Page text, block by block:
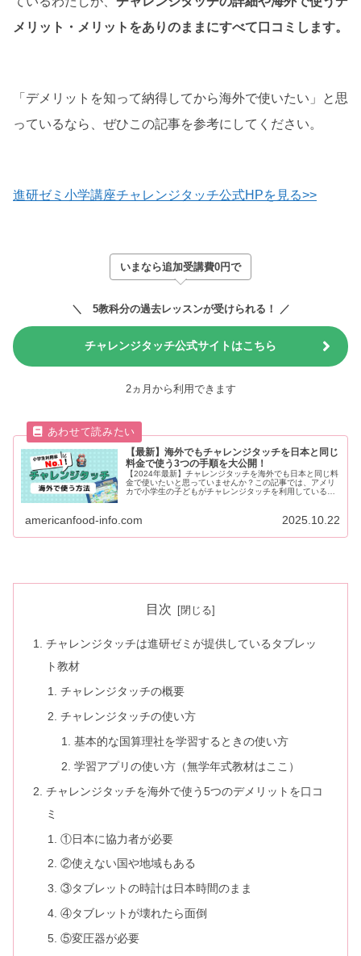
メリット・メリットをありのままにすべて口コミします。
「デメリットを知って納得してから海外で使いたい」と思
っているなら、ぜひこの記事を参考にしてください。
進研ゼミ小学講座チャレンジタッチ公式HPを見る>>
いまなら追加受講費0円で
＼ 5教科分の過去レッスンが受けられる！ ／
チャレンジタッチ公式サイトはこちら
2ヵ月から利用できます
【最新】海外でもチャレンジタッチを日本と同じ
料金で使う3つの手順を大公開！
【2024年最新】チャレンジタッチを海外でも日本と同じ料
金で使いたいと思っていませんか？この記事では、アメリ
カで小学生の子どもがチャレンジタッチを利用している筆
americanfood-info.com 2025.10.22
目次
チャレンジタッチは進研ゼミが提供しているタブレッ
ト教材
チャレンジタッチの概要
チャレンジタッチの使い方
基本的な国算理社を学習するときの使い方
学習アプリの使い方（無学年式教材はここ）
チャレンジタッチを海外で使う5つのデメリットを口コ
ミ
①日本に協力者が必要
②使えない国や地域もある
③タブレットの時計は日本時間のまま
④タブレットが壊れたら面倒
⑤変圧器が必要